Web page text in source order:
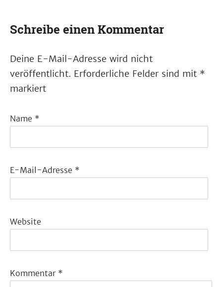
Schreibe einen Kommentar
Deine E-Mail-Adresse wird nicht
veröffentlicht. Erforderliche Felder sind mit *
markiert
Name *
E-Mail-Adresse *
Website
Kommentar *